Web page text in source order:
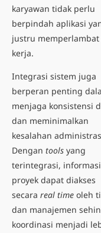
karyawan tidak perlu
berpindah aplikasi
justru
kerja.
Integrasi sistem juga
berperan penting
menjaga konsistensi
dan meminimalkan
kesalahan
Dengan tools yang
terintegrasi, informasi
proyek dapat diakses
secara real time oleh
dan manajemen
koordinasi menjadi